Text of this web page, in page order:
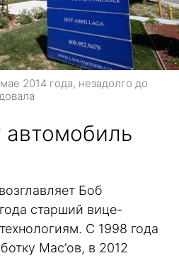
2014 года, незадолго до
автомобиль
Боб
старший вице-
С 1998 года
Mac’ов, в 2012